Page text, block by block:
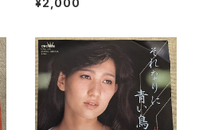
¥2,000